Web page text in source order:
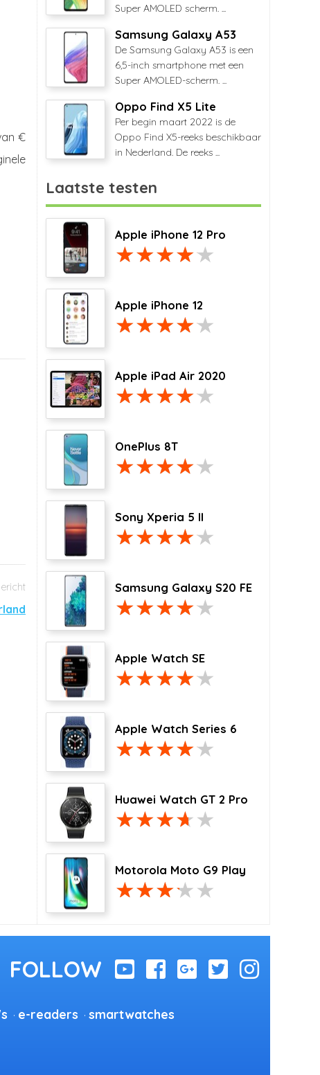
€
Super AMOLED scherm. ...
Samsung Galaxy A53
De Samsung Galaxy A53 is een
6,5-inch smartphone met een
Super AMOLED-scherm. ...
Oppo Find X5 Lite
Per begin maart 2022 is de
Oppo Find X5-reeks beschikbaar
in Nederland. De reeks ...
Laatste testen
Apple iPhone 12 Pro
Apple iPhone 12
Apple iPad Air 2020
OnePlus 8T
Sony Xperia 5 II
Samsung Galaxy S20 FE
Apple Watch SE
Apple Watch Series 6
Huawei Watch GT 2 Pro
Motorola Moto G9 Play
e-readers smartwatches